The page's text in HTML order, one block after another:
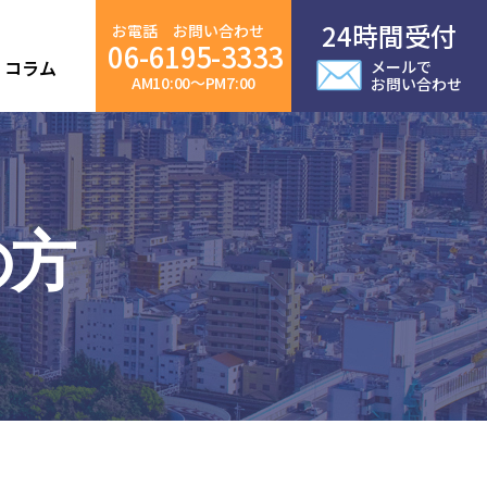
ラム
お電話 お問い合わせ
06-6195-3333
AM10:00～PM7:00
24時間受付
メールで
お問い合わせ